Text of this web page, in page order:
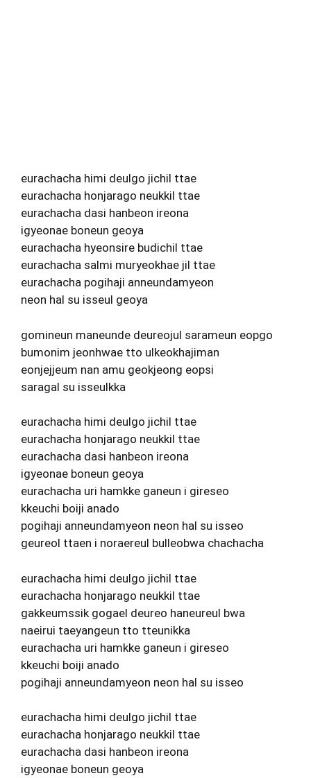
eurachacha himi deulgo jichil ttae
eurachacha honjarago neukkil ttae
eurachacha dasi hanbeon ireona
igyeonae boneun geoya
eurachacha hyeonsire budichil ttae
eurachacha salmi muryeokhae jil ttae
eurachacha pogihaji anneundamyeon
neon hal su isseul geoya
gomineun maneunde deureojul sarameun eopgo
bumonim jeonhwae tto ulkeokhajiman
eonjejjeum nan amu geokjeong eopsi
saragal su isseulkka
eurachacha himi deulgo jichil ttae
eurachacha honjarago neukkil ttae
eurachacha dasi hanbeon ireona
igyeonae boneun geoya
eurachacha uri hamkke ganeun i gireseo
kkeuchi boiji anado
pogihaji anneundamyeon neon hal su isseo
geureol ttaen i noraereul bulleobwa chachacha
eurachacha himi deulgo jichil ttae
eurachacha honjarago neukkil ttae
gakkeumssik gogael deureo haneureul bwa
naeirui taeyangeun tto tteunikka
eurachacha uri hamkke ganeun i gireseo
kkeuchi boiji anado
pogihaji anneundamyeon neon hal su isseo
eurachacha himi deulgo jichil ttae
eurachacha honjarago neukkil ttae
eurachacha dasi hanbeon ireona
igyeonae boneun geoya